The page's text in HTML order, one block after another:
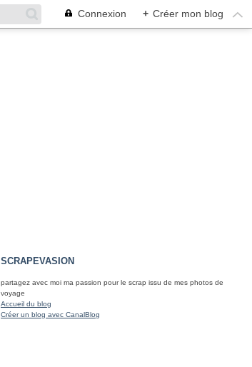
Connexion + Créer mon blog
SCRAPEVASION
partagez avec moi ma passion pour le scrap issu de mes photos de
voyage
Accueil du blog
Créer un blog avec CanalBlog